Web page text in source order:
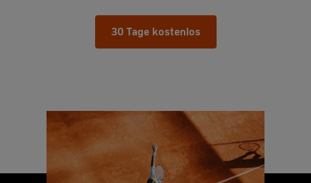
30 Tage kostenlos